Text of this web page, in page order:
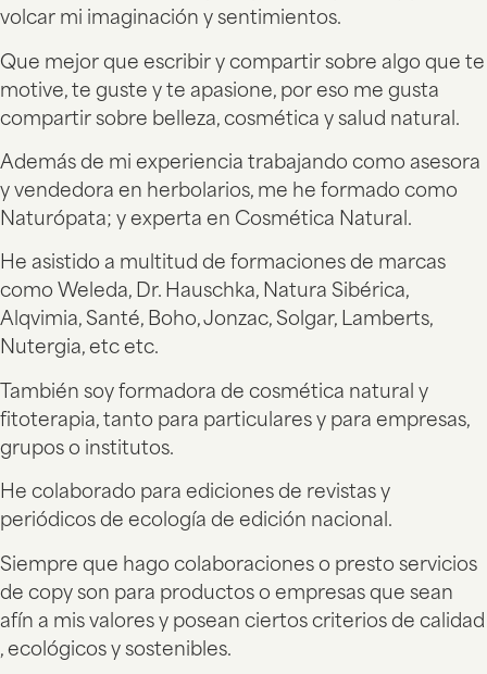
volcar mi imaginación y sentimientos.
Que mejor que escribir y compartir sobre algo que te
motive, te guste y te apasione, por eso me gusta
compartir sobre belleza, cosmética y salud natural.
Además de mi experiencia trabajando como asesora
y vendedora en herbolarios, me he formado como
Naturópata; y experta en Cosmética Natural.
He asistido a multitud de formaciones de marcas
como Weleda, Dr. Hauschka, Natura Sibérica,
Alqvimia, Santé, Boho, Jonzac, Solgar, Lamberts,
Nutergia, etc etc.
También soy formadora de cosmética natural y
fitoterapia, tanto para particulares y para empresas,
grupos o institutos.
He colaborado para ediciones de revistas y
periódicos de ecología de edición nacional.
Siempre que hago colaboraciones o presto servicios
de copy son para productos o empresas que sean
afín a mis valores y posean ciertos criterios de calidad
, ecológicos y sostenibles.